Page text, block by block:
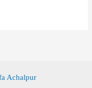
Achalpur